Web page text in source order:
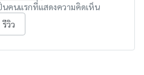
นคนแรกที่แสดงความคิดเห็น
รีวิว